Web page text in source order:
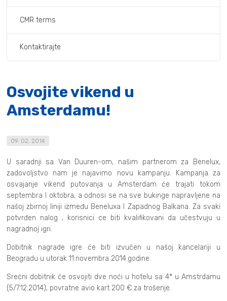
CMR terms
Kontaktirajte
Osvojite vikend u
Amsterdamu!
09. 02. 2014
U saradnji sa Van Duuren-om, našim partnerom za Benelux,
zadovoljstvo nam je najavimo novu kampanju. Kampanja za
osvajanje vikend putovanja u Amsterdam će trajati tokom
septembra I oktobra, a odnosi se na sve bukinge napravljene na
našoj zbirnoj liniji između Beneluxa I Zapadnog Balkana. Za svaki
potvrđen nalog , korisnici ce biti kvalifikovani da učestvuju u
nagradnoj igri.
Dobitnik nagrade igre će biti izvučen u našoj kancelariji u
Beogradu u utorak 11.novembra 2014.godine.
Srećni dobitnik će osvojiti dve noći u hotelu sa 4* u Amstrdamu
(5/7.12.2014), povratne avio kart 200 € za trošenje.